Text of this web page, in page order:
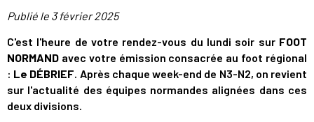
Publié le 3 février 2025
C'est l'heure de votre rendez-vous du lundi soir sur FOOT
NORMAND avec votre émission consacrée au foot régional
: Le DÉBRIEF. Après chaque week-end de N3-N2, on revient
sur l'actualité des équipes normandes alignées dans ces
deux divisions.